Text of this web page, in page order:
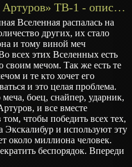
«Миллион Артуров» ТВ-1 - описание
Вселенная распалась на
других, их стало
и тому виной меч
всех этих Вселенных есть
своим мечом. Так же есть те
и те кто хочет его
и это целая проблема.
боец, снайпер, ударник,
и все вместе
чтобы победить всех тех,
Экскалибур и используют эту
около миллиона человек.
беспорядок. Впереди